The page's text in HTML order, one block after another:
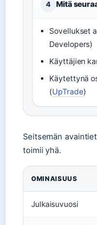
4 Mitä
Sovellukset
Developers)
Käyttäjien
Käytettynä
(UpTrade)
Seitsemän
toimii yhä.
OMINAISUUS
Julkaisuvuosi